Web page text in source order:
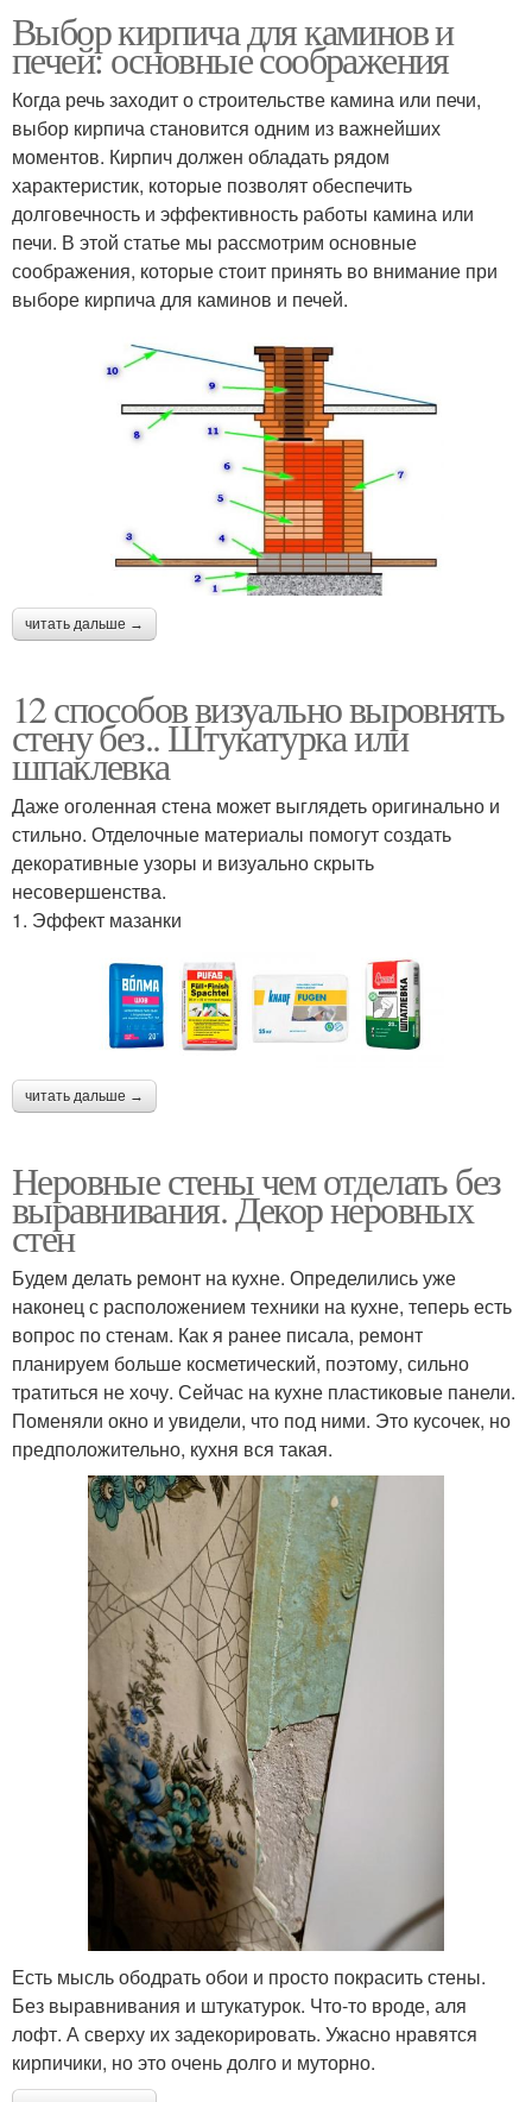
Выбор кирпича для каминов и
печей: основные соображения
Когда речь заходит о строительстве камина или печи,
выбор кирпича становится одним из важнейших
моментов. Кирпич должен обладать рядом
характеристик, которые позволят обеспечить
долговечность и эффективность работы камина или
печи. В этой статье мы рассмотрим основные
соображения, которые стоит принять во внимание при
выборе кирпича для каминов и печей.
читать дальше →
12 способов визуально выровнять
стену без.. Штукатурка или
шпаклевка
Даже оголенная стена может выглядеть оригинально и
стильно. Отделочные материалы помогут создать
декоративные узоры и визуально скрыть
несовершенства.
1. Эффект мазанки
читать дальше →
Неровные стены чем отделать без
выравнивания. Декор неровных
стен
Будем делать ремонт на кухне. Определились уже
наконец с расположением техники на кухне, теперь есть
вопрос по стенам. Как я ранее писала, ремонт
планируем больше косметический, поэтому, сильно
тратиться не хочу. Сейчас на кухне пластиковые панели.
Поменяли окно и увидели, что под ними. Это кусочек, но
предположительно, кухня вся такая.
Есть мысль ободрать обои и просто покрасить стены.
Без выравнивания и штукатурок. Что-то вроде, аля
лофт. А сверху их задекорировать. Ужасно нравятся
кирпичики, но это очень долго и муторно.